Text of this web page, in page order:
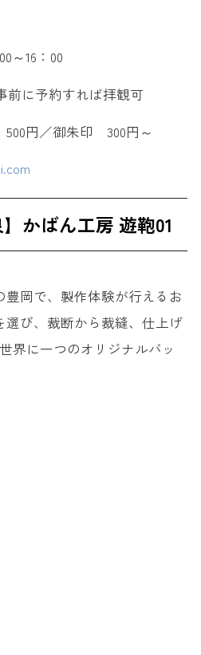
～16：00
前に予約すれば拝観可
円／御朱印 300円～
かばん工房 遊鞄01
岡で、製作体験が行えるお
び、裁断から裁縫、仕上げ
界に一つのオリジナルバッ